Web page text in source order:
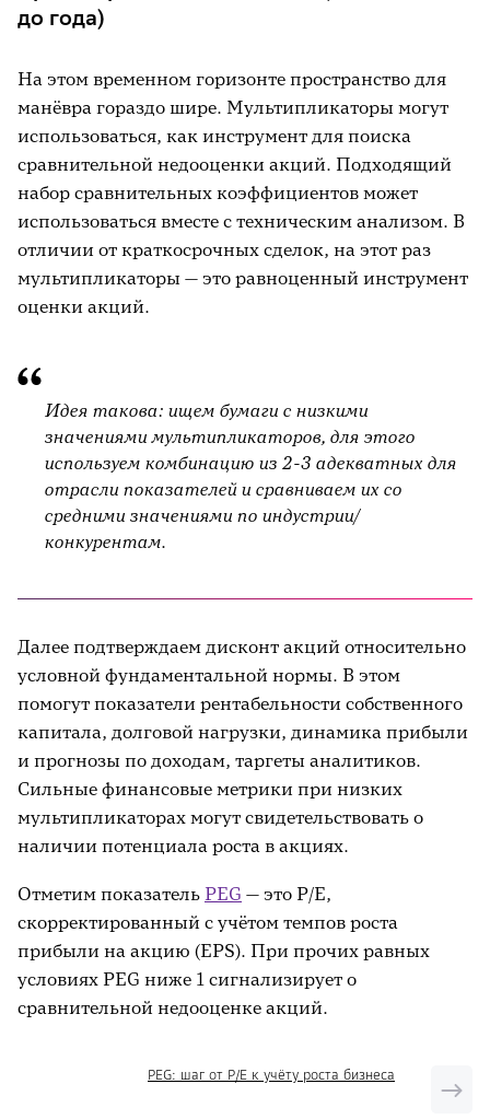
до года)
На этом временном горизонте пространство для
манёвра гораздо шире. Мультипликаторы могут
использоваться, как инструмент для поиска
сравнительной недооценки акций. Подходящий
набор сравнительных коэффициентов может
использоваться вместе с техническим анализом. В
отличии от краткосрочных сделок, на этот раз
мультипликаторы — это равноценный инструмент
оценки акций.
Идея такова: ищем бумаги с низкими
значениями мультипликаторов, для этого
используем комбинацию из 2-3 адекватных для
отрасли показателей и сравниваем их со
средними значениями по индустрии/
конкурентам.
Далее подтверждаем дисконт акций относительно
условной фундаментальной нормы. В этом
помогут показатели рентабельности собственного
капитала, долговой нагрузки, динамика прибыли
и прогнозы по доходам, таргеты аналитиков.
Сильные финансовые метрики при низких
мультипликаторах могут свидетельствовать о
наличии потенциала роста в акциях.
Отметим показатель PEG — это P/E,
скорректированный с учётом темпов роста
прибыли на акцию (EPS). При прочих равных
условиях PEG ниже 1 сигнализирует о
сравнительной недооценке акций.
PEG: шаг от P/E к учёту роста бизнеса